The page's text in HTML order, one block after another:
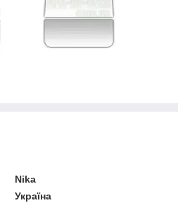
Nika
Україна